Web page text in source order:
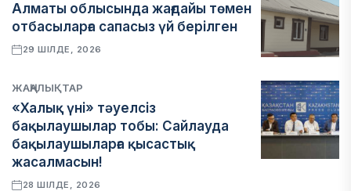
Алматы облысында жағдайы төмен
отбасыларға сапасыз үй берілген
29 ШІЛДЕ, 2026
ЖАҢАЛЫҚТАР
«Халық үні» тәуелсіз
бақылаушылар тобы: Сайлауда
бақылаушыларға қысастық
жасалмасын!
28 ШІЛДЕ, 2026